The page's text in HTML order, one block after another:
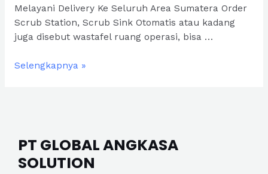
Melayani Delivery Ke Seluruh Area Sumatera Order
Scrub Station, Scrub Sink Otomatis atau kadang
juga disebut wastafel ruang operasi, bisa …
Sumatera
Selengkapnya »
PT GLOBAL ANGKASA
SOLUTION